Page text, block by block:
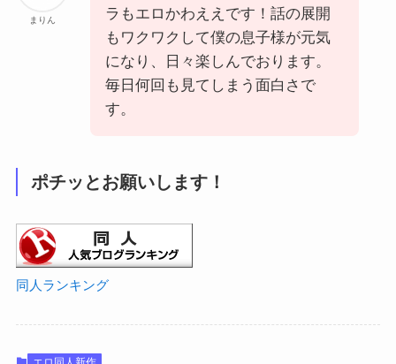
まりん
ラもエロかわええです！話の展開
もワクワクして僕の息子様が元気
になり、日々楽しんでおります。
毎日何回も見てしまう面白さで
す。
ポチッとお願いします！
同人ランキング